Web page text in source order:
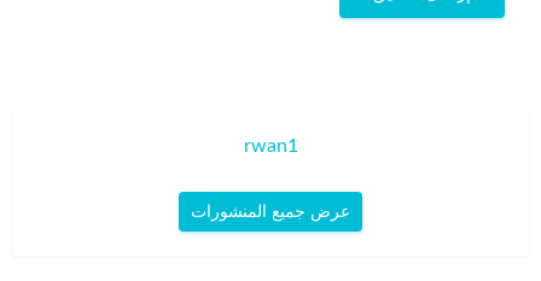
rwan1
عرض جميع المنشورات